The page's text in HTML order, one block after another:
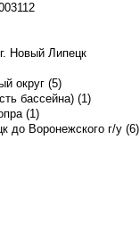
Новый Липецк
округ (5)
бассейна) (1)
(1)
до Воронежского г/у (6)